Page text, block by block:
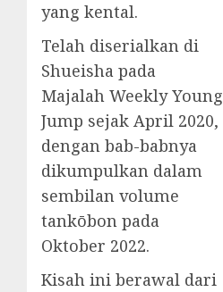
yang kental.
Telah diserialkan di
Shueisha pada
Majalah Weekly Young
Jump sejak April 2020,
dengan bab-babnya
dikumpulkan dalam
sembilan volume
tankōbon pada
Oktober 2022.
Kisah ini berawal dari